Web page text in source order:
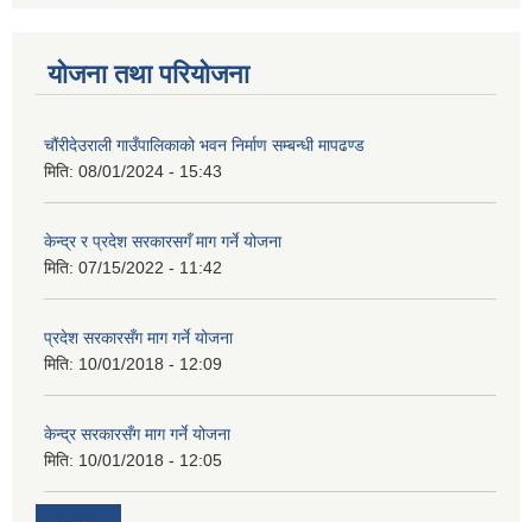
योजना तथा परियोजना
चौंरीदेउराली गाउँपालिकाको भवन निर्माण सम्बन्धी मापढण्ड
मिति: 08/01/2024 - 15:43
केन्द्र र प्रदेश सरकारसगँ माग गर्ने योजना
मिति: 07/15/2022 - 11:42
प्रदेश सरकारसँग माग गर्ने योजना
मिति: 10/01/2018 - 12:09
केन्द्र सरकारसँग माग गर्ने योजना
मिति: 10/01/2018 - 12:05